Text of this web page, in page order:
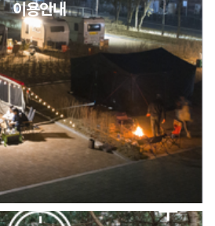
캠핑장 안점 점검의 날 변경 안내
1일~6일) 미운영 공지
[6/1]전산시스템 점검 및 안정화에 따른 서비스 이용 제한 안내
이용안내